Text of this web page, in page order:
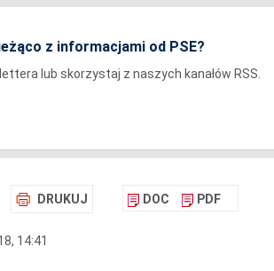
z informacjami od PSE?
lub skorzystaj z naszych kanałów RSS.
DRUKUJ DOC PDF
14:41